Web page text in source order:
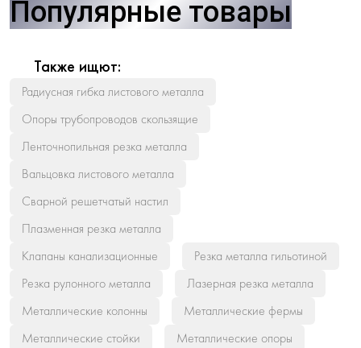
Популярные товары
Также ищют:
Радиусная гибка листового металла
Опоры трубопроводов скользящие
Ленточнопильная резка металла
Вальцовка листового металла
Сварной решетчатый настил
Плазменная резка металла
Клапаны канализационные
Резка металла гильотиной
Резка рулонного металла
Лазерная резка металла
Металлические колонны
Металлические фермы
Металлические стойки
Металлические опоры